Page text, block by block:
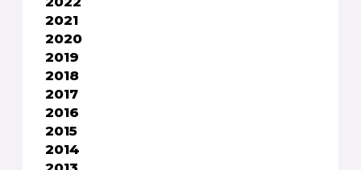
2021
2020
2019
2018
2017
2016
2015
2014